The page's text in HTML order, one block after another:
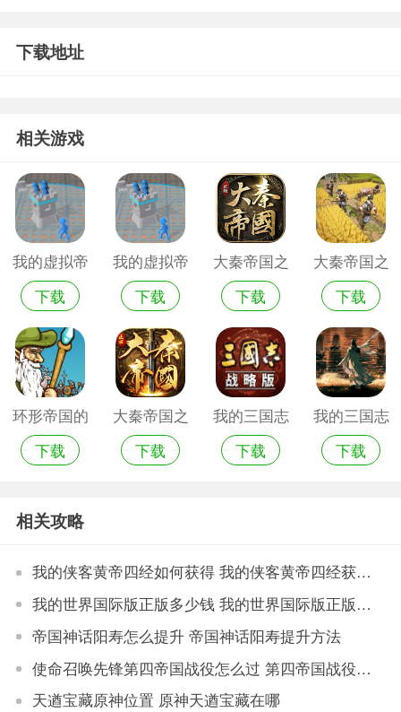
下载地址
相关游戏
我的虚拟帝
国手游官网
版
下载
我的虚拟帝
国安卓版
下载
大秦帝国之
帝国烽烟安
卓版
下载
大秦帝国之
帝国烽烟游
戏
下载
环形帝国的
手机版
下载
大秦帝国之
帝国烽烟免
下载
我的三国志
最新版
下载
我的三国志
单机版
下载
相关攻略
我的侠客黄帝四经如何获得 我的侠客黄帝四经获得途径
我的世界国际版正版多少钱 我的世界国际版正版价格
帝国神话阳寿怎么提升 帝国神话阳寿提升方法
使命召唤先锋第四帝国战役怎么过 第四帝国战役通关攻略
天遒宝藏原神位置 原神天遒宝藏在哪